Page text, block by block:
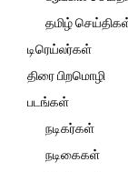
தமிழ்
டிரெய்லர்கள்
திரை பிறமொழி
படங்கள்
நடிகர்கள்
நடிகைகள்